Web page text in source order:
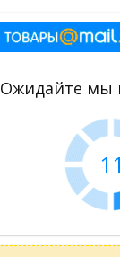
Ожидайте мы
11